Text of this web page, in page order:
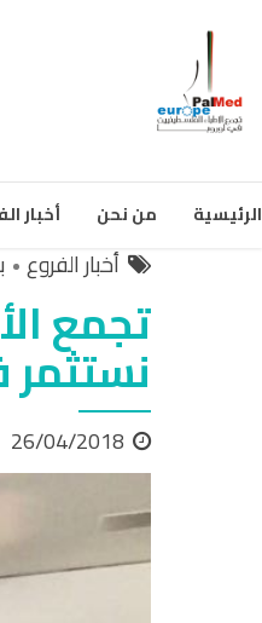
الرئيسية من نحن أخبار
أخبار الفروع
تجمع
نستثمر
26/04/2018